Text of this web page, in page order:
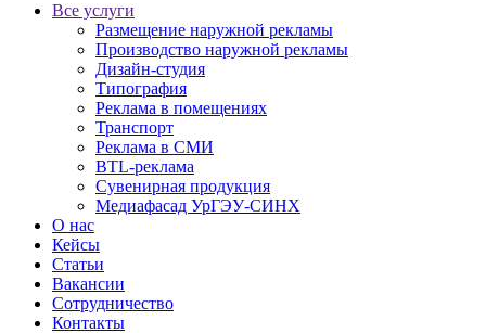
Все услуги
Размещение наружной рекламы
Производство наружной рекламы
Дизайн-студия
Типография
Реклама в помещениях
Транспорт
Реклама в СМИ
BTL-реклама
Сувенирная продукция
Медиафасад УрГЭУ-СИНХ
О нас
Кейсы
Статьи
Вакансии
Сотрудничество
Контакты